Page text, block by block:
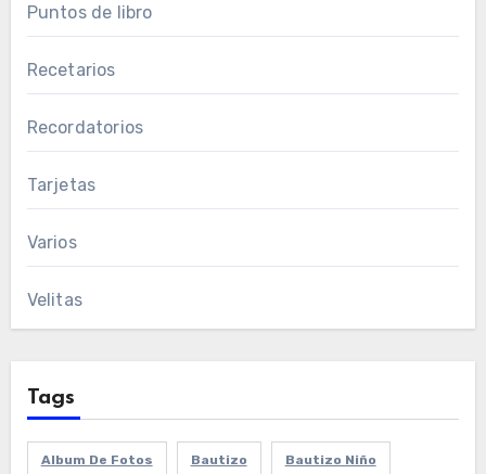
Puntos de libro
Recetarios
Recordatorios
Tarjetas
Varios
Velitas
Tags
Album De Fotos Bautizo Bautizo Niño